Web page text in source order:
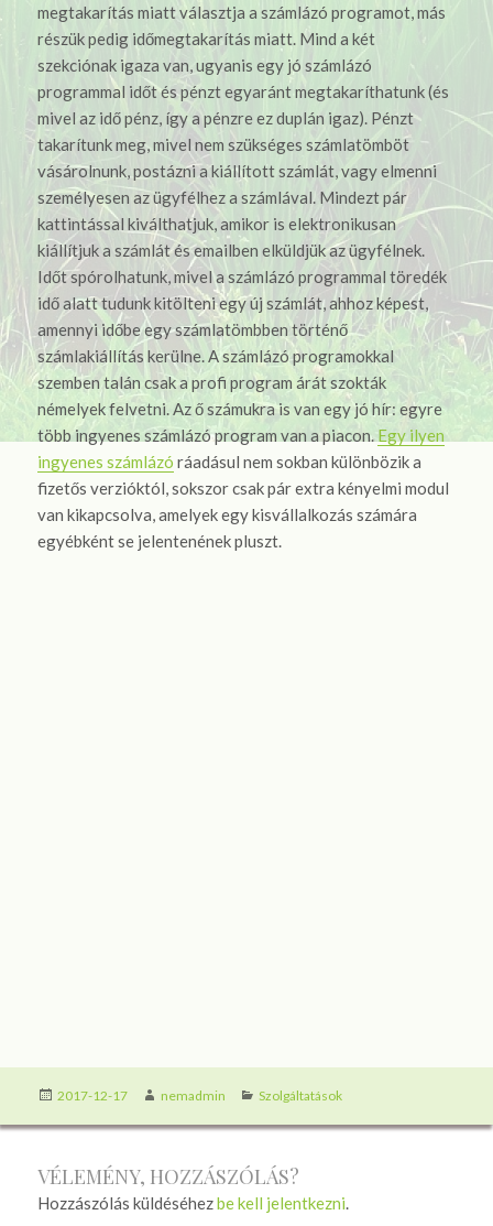
megtakarítás miatt választja a számlázó programot, más
részük pedig időmegtakarítás miatt. Mind a két
szekciónak igaza van, ugyanis egy jó számlázó
programmal időt és pénzt egyaránt megtakaríthatunk (és
mivel az idő pénz, így a pénzre ez duplán igaz). Pénzt
takarítunk meg, mivel nem szükséges számlatömböt
vásárolnunk, postázni a kiállított számlát, vagy elmenni
személyesen az ügyfélhez a számlával. Mindezt pár
kattintással kiválthatjuk, amikor is elektronikusan
kiállítjuk a számlát és emailben elküldjük az ügyfélnek.
Időt spórolhatunk, mivel a számlázó programmal töredék
idő alatt tudunk kitölteni egy új számlát, ahhoz képest,
amennyi időbe egy számlatömbben történő
számlakiállítás kerülne. A számlázó programokkal
szemben talán csak a profi program árát szokták
némelyek felvetni. Az ő számukra is van egy jó hír: egyre
több ingyenes számlázó program van a piacon. Egy ilyen
ingyenes számlázó ráadásul nem sokban különbözik a
fizetős verzióktól, sokszor csak pár extra kényelmi modul
van kikapcsolva, amelyek egy kisvállalkozás számára
egyébként se jelentenének pluszt.
Közzétéve
2017-12-17 Szerző
nemadmin Kategória
Szolgáltatások
VÉLEMÉNY, HOZZÁSZÓLÁS?
Hozzászólás küldéséhezbe kell jelentkezni.